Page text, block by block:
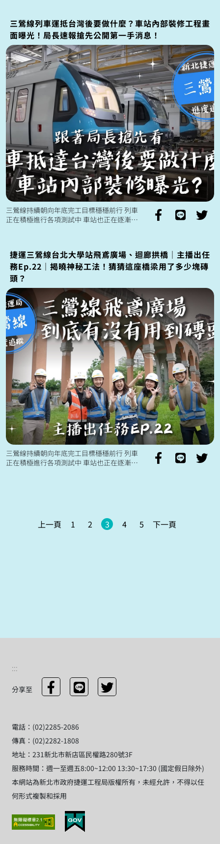
三鶯線列車運抵台灣後要做什麼？車站內部裝修工程畫
面曝光！局長速報搶先公開第一手消息！
三鶯線持續朝向年底完工目標穩穩前行 列車
正在積極進行各項測試中 車站也正在逐漸完
捷運三鶯線台北大學站飛鳶廣場、迴廊拱橋｜主播出任
務Ep.22｜揭曉神秘工法！猜猜這座橋梁用了多少塊磚
頭？
三鶯線持續朝向年底完工目標穩穩前行 列車
正在積極進行各項測試中 車站也正在逐漸完
上一頁 1 2 3 4 5 下一頁
:::
分享至
電話：(02)2285-2086
傳真：(02)2282-1808
地址：231新北市新店區民權路280號3F
服務時間：週一至週五8:00~12:00 13:30~17:30 (國定假日除外)
本網站為新北市政府捷運工程局版權所有，未經允許，不得以任
何形式複製和採用